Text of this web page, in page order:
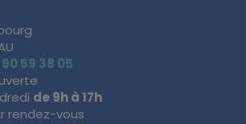
59 38 05
de 9h à 17h
rendez-vous